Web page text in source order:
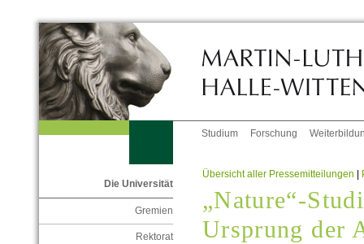
Studium Forschung
Die Universität
Gremien
Rektorat
Übersicht aller Pressemitteilungen |
„Nature“-
Ursprung der